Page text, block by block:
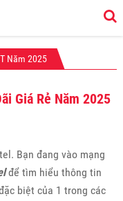
Năm 2025
Giá Rẻ Năm 2025
Bạn đang vào mạng
để tìm hiểu thông tin
biệt của 1 trong các